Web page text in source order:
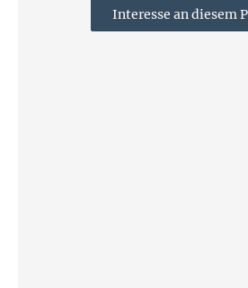
Interesse an diesem